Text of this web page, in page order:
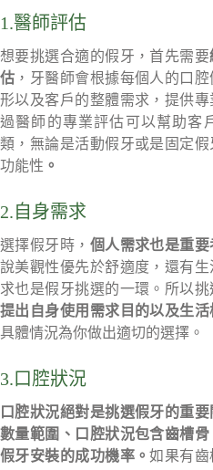
1.醫師評估
想要挑選合適的假牙，首先需要
估 ，牙醫師會根據每個人的口
形以及客戶的整體需求，提供
過醫師的專業評估可以幫助客
類，無論是活動假牙或是固定
功能性 。
2.自身需求
選擇假牙時， 個人需求也是重
說美觀性優先於舒適度，還有
求也是假牙挑選的一環。所以
提出自身使用需求目的以及生活
具體情況為你做出適切的選擇。
3.口腔狀況
口腔狀況絕對是挑選假牙的重要
數量範圍、口腔狀況包含齒槽
假牙安裝的成功機率。如果有